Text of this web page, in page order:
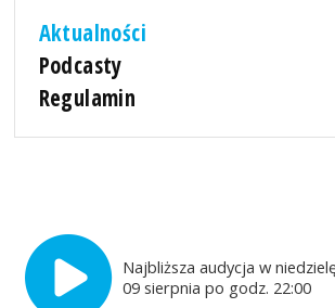
Aktualności
Podcasty
Regulamin
Najbliższa audycja w
09 sierpnia po godz. 22:00